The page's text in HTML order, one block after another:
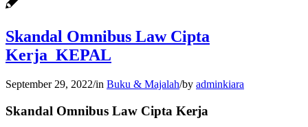
Skandal Omnibus Law Cipta
Kerja_KEPAL
September 29, 2022/in Buku & Majalah/by adminkiara
Skandal Omnibus Law Cipta Kerja